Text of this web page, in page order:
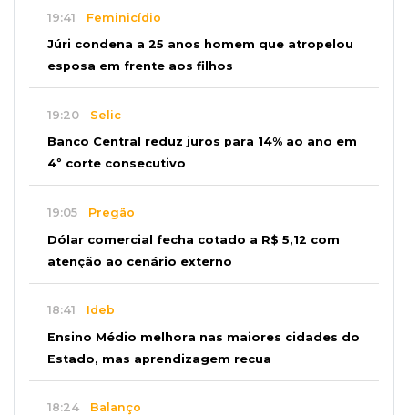
19:41 Feminicídio
Júri condena a 25 anos homem que atropelou
esposa em frente aos filhos
19:20 Selic
Banco Central reduz juros para 14% ao ano em
4º corte consecutivo
19:05 Pregão
Dólar comercial fecha cotado a R$ 5,12 com
atenção ao cenário externo
18:41 Ideb
Ensino Médio melhora nas maiores cidades do
Estado, mas aprendizagem recua
18:24 Balanço